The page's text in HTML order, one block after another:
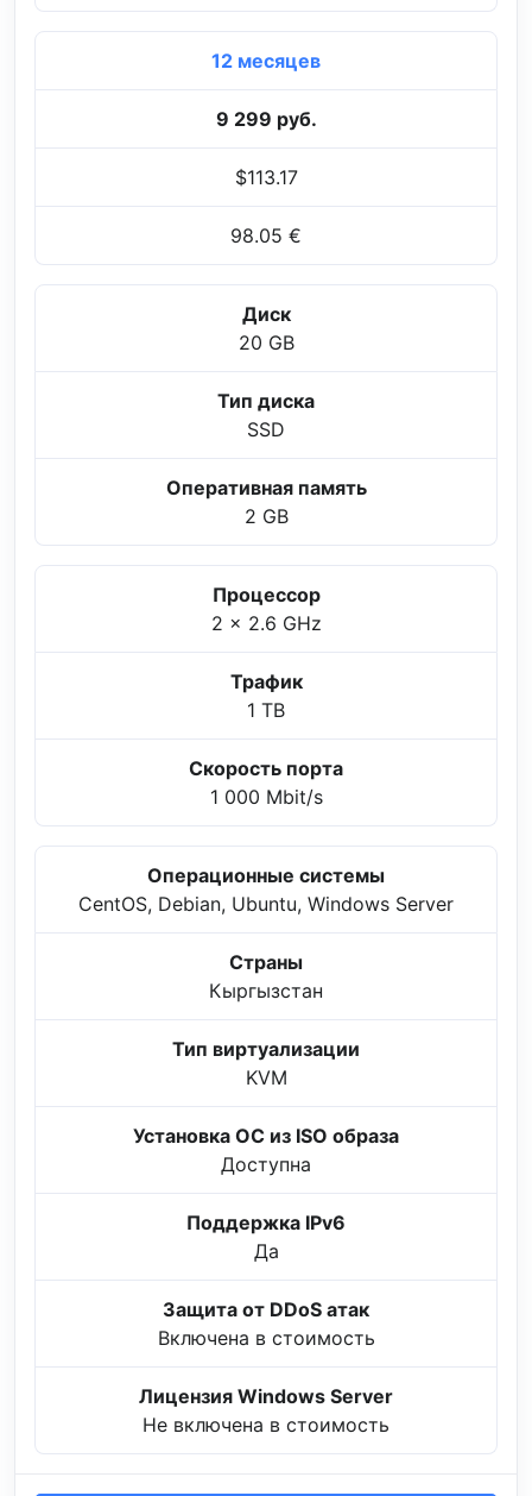
12 месяцев
9 299 руб.
$113.17
98.05 €
Диск
20 GB
Тип диска
SSD
Оперативная память
2 GB
Процессор
2 x 2.6 GHz
Трафик
1 TB
Скорость порта
1 000 Mbit/s
Операционные системы
CentOS, Debian, Ubuntu, Windows Server
Страны
Кыргызстан
Тип виртуализации
KVM
Установка ОС из ISO образа
Доступна
Поддержка IPv6
Да
Защита от DDoS атак
Включена в стоимость
Лицензия Windows Server
Не включена в стоимость